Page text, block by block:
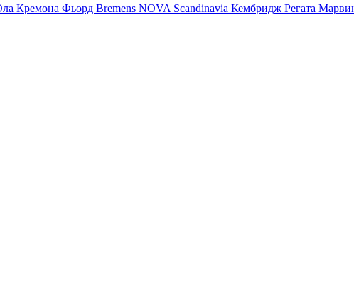
Кремона Фьорд Bremens NOVA Scandinavia Кембридж Регата